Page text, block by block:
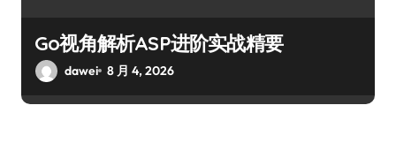
Go视角解析ASP进阶实战精要
dawei 8 月 4, 2026